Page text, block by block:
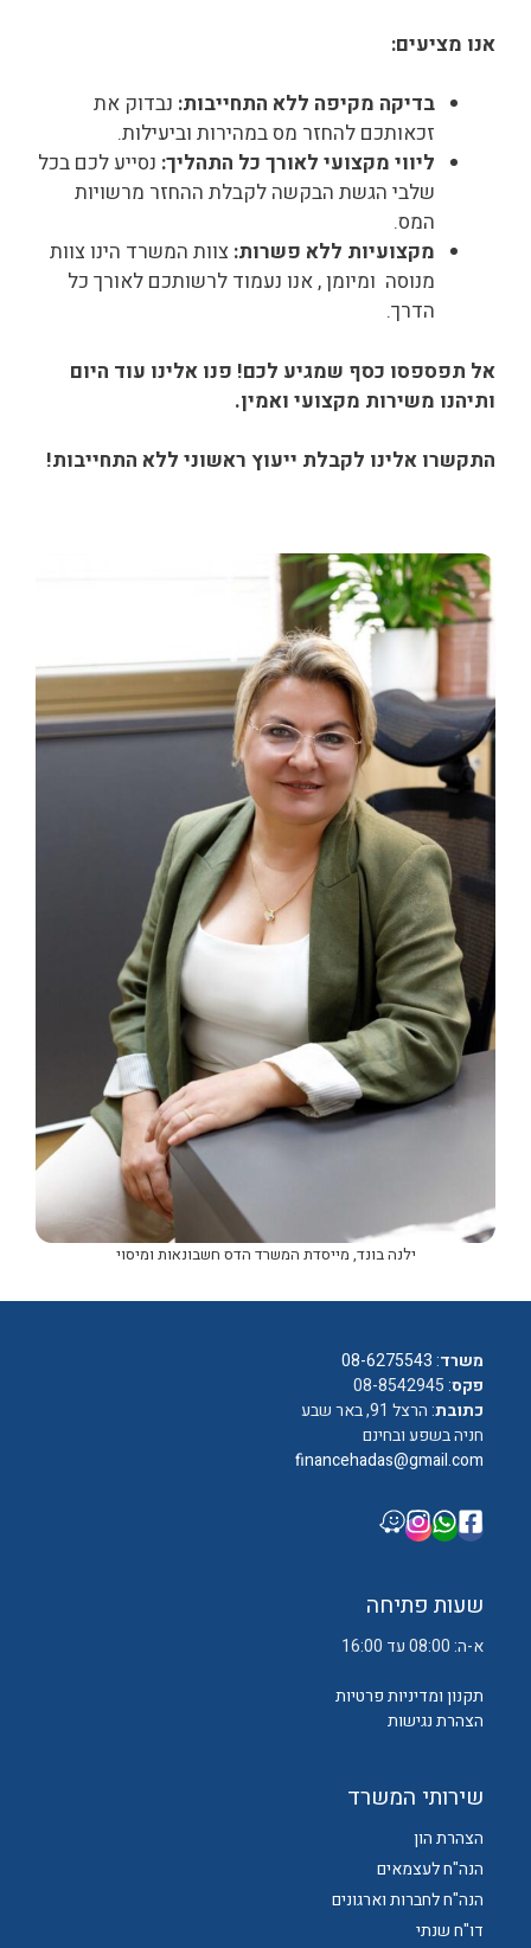
אנו מציעים:
בדיקה מקיפה ללא התחייבות: נבדוק את
זכאותכם להחזר מס במהירות וביעילות.
ליווי מקצועי לאורך כל התהליך: נסייע לכם בכל
שלבי הגשת הבקשה לקבלת ההחזר מרשויות
המס.
מקצועיות ללא פשרות: צוות המשרד הינו צוות
מנוסה ומיומן , אנו נעמוד לרשותכם לאורך כל
הדרך.
אל תפספסו כסף שמגיע לכם! פנו אלינו עוד היום
ותיהנו משירות מקצועי ואמין.
התקשרו אלינו לקבלת ייעוץ ראשוני ללא התחייבות!
ילנה בונד, מייסדת המשרד הדס חשבונאות ומיסוי
משרד:
08-6275543
פקס: 08-8542945
כתובת: הרצל 91, באר שבע
חניה בשפע ובחינם
financehadas@gmail.com
שעות פתיחה
א-ה: 08:00 עד 16:00
תקנון ומדיניות פרטיות
הצהרת נגישות
שירותי המשרד
הצהרת הון
הנה"ח לעצמאים
הנה"ח לחברות וארגונים
דו"ח שנתי